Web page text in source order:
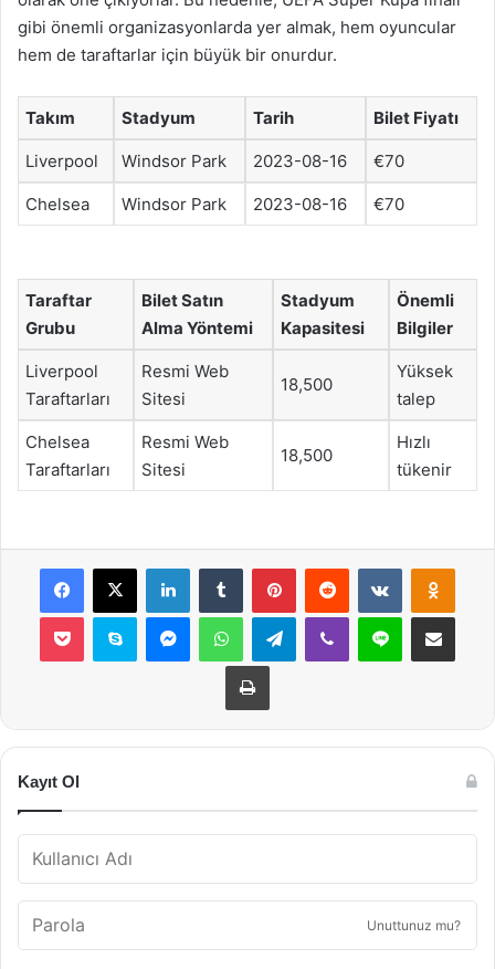
gibi önemli organizasyonlarda yer almak, hem oyuncular
hem de taraftarlar için büyük bir onurdur.
Takım Stadyum Tarih Bilet Fiyatı
Liverpool Windsor Park 2023-08-16 €70
Chelsea Windsor Park 2023-08-16 €70
Taraftar
Grubu
Bilet Satın
Alma Yöntemi
Stadyum
Kapasitesi
Önemli
Bilgiler
Liverpool
Taraftarları
Resmi Web
Sitesi
18,500
Yüksek
talep
Chelsea
Taraftarları
Resmi Web
Sitesi
18,500
Hızlı
tükenir
Facebook
X LinkedInTumblr PinterestReddit VKontakte
Pocket Skype MessengerWhatsAppTelegramViber Line E-Posta ile
Yazdır
Kayıt Ol
Unuttunuz mu?